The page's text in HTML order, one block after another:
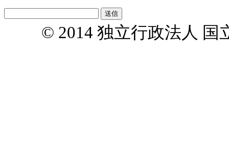
© 2014 独立行政法人 国